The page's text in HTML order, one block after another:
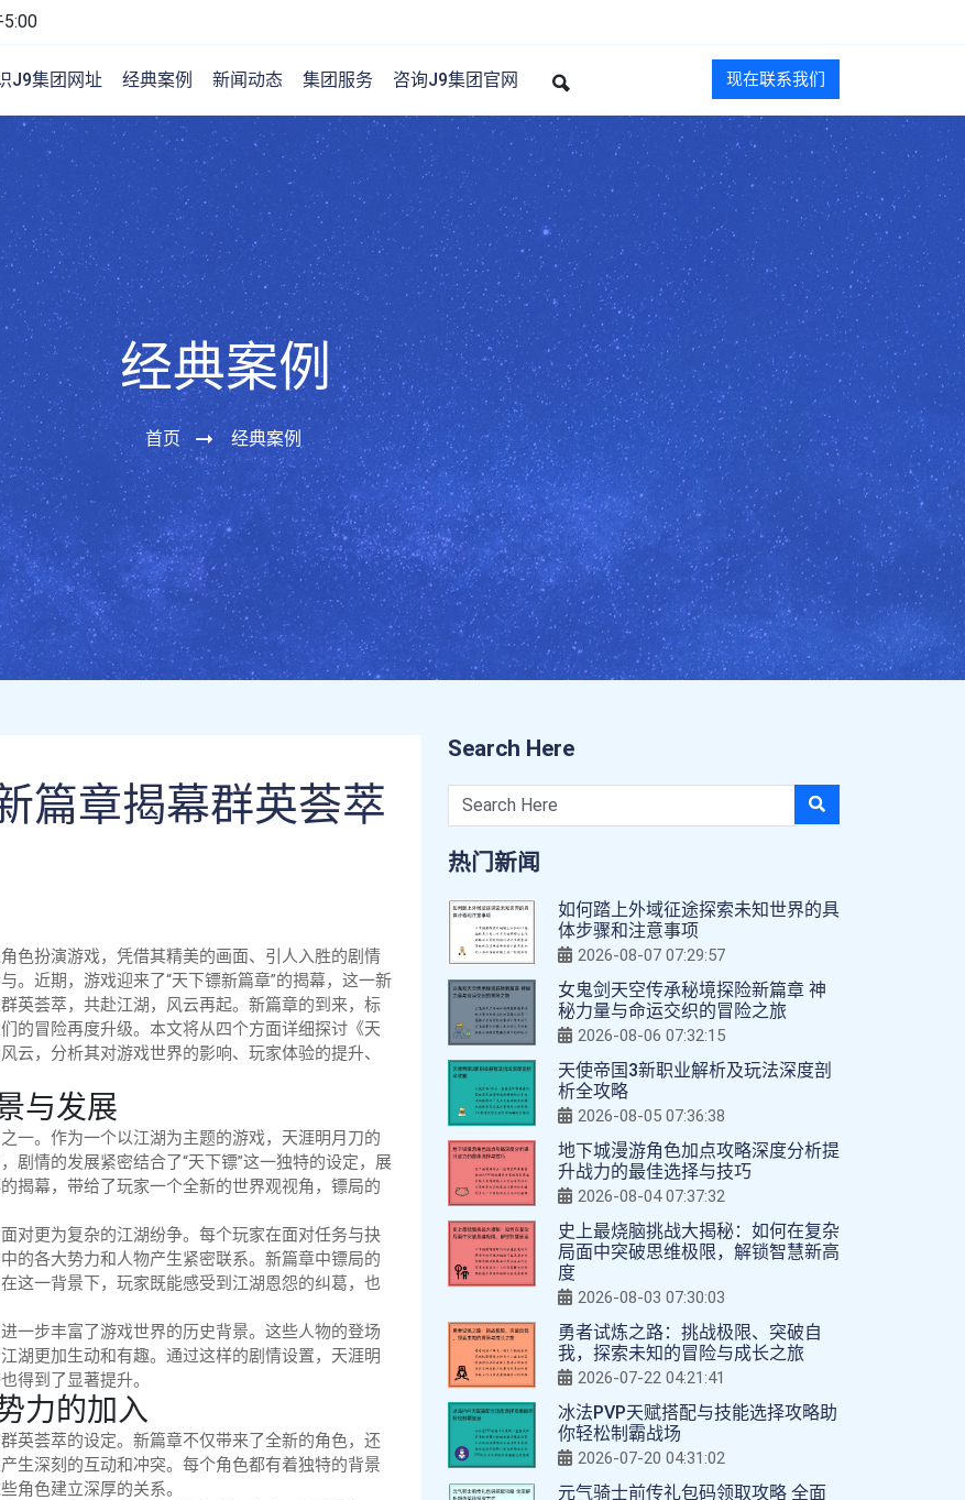
J9集团网址 经典案例 新闻动态 集团服务 咨询J9集团官网 现在联系我们
经典案例
首页 经典案例
篇章揭幕群英荟萃
色扮演游戏，凭借其精美的画面、引人入胜的剧情
。近期，游戏迎来了“天下镖新篇章”的揭幕，这一新
英荟萃，共赴江湖，风云再起。新篇章的到来，标
的冒险再度升级。本文将从四个方面详细探讨《天
云，分析其对游戏世界的影响、玩家体验的提升、
与发展
一。作为一个以江湖为主题的游戏，天涯明月刀的
剧情的发展紧密结合了“天下镖”这一独特的设定，展
揭幕，带给了玩家一个全新的世界观视角，镖局的
对更为复杂的江湖纷争。每个玩家在面对任务与抉
的各大势力和人物产生紧密联系。新篇章中镖局的
这一背景下，玩家既能感受到江湖恩怨的纠葛，也
一步丰富了游戏世界的历史背景。这些人物的登场
湖更加生动和有趣。通过这样的剧情设置，天涯明
得到了显著提升。
力的加入
英荟萃的设定。新篇章不仅带来了全新的角色，还
生深刻的互动和冲突。每个角色都有着独特的背景
角色建立深厚的关系。
Search Here
热门新闻
如何踏上外域征途探索未知世界的具
体步骤和注意事项
2026-08-07 07:29:57
女鬼剑天空传承秘境探险新篇章 神
秘力量与命运交织的冒险之旅
2026-08-06 07:32:15
天使帝国3新职业解析及玩法深度剖
析全攻略
2026-08-05 07:36:38
地下城漫游角色加点攻略深度分析提
升战力的最佳选择与技巧
2026-08-04 07:37:32
史上最烧脑挑战大揭秘：如何在复杂
局面中突破思维极限，解锁智慧新高
度
2026-08-03 07:30:03
勇者试炼之路：挑战极限、突破自
我，探索未知的冒险与成长之旅
2026-07-22 04:21:41
冰法PVP天赋搭配与技能选择攻略助
你轻松制霸战场
2026-07-20 04:31:02
元气骑士前传礼包码领取攻略 全面